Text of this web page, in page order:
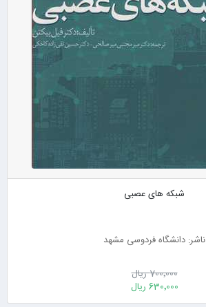
شبکه های عصبی
ناشر: دانشگاه فردوسی مشهد
700٬000 ریال
630٬000 ریال